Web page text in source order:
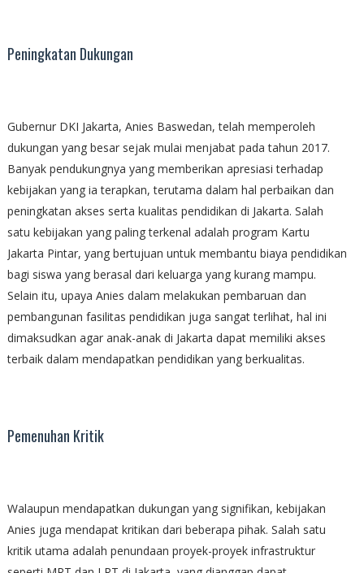
Peningkatan Dukungan
Gubernur DKI Jakarta, Anies Baswedan, telah memperoleh
dukungan yang besar sejak mulai menjabat pada tahun 2017.
Banyak pendukungnya yang memberikan apresiasi terhadap
kebijakan yang ia terapkan, terutama dalam hal perbaikan dan
peningkatan akses serta kualitas pendidikan di Jakarta. Salah
satu kebijakan yang paling terkenal adalah program Kartu
Jakarta Pintar, yang bertujuan untuk membantu biaya pendidikan
bagi siswa yang berasal dari keluarga yang kurang mampu.
Selain itu, upaya Anies dalam melakukan pembaruan dan
pembangunan fasilitas pendidikan juga sangat terlihat, hal ini
dimaksudkan agar anak-anak di Jakarta dapat memiliki akses
terbaik dalam mendapatkan pendidikan yang berkualitas.
Pemenuhan Kritik
Walaupun mendapatkan dukungan yang signifikan, kebijakan
Anies juga mendapat kritikan dari beberapa pihak. Salah satu
kritik utama adalah penundaan proyek-proyek infrastruktur